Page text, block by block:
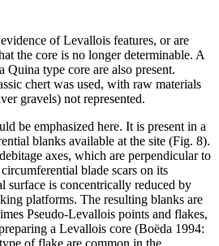
of Levallois features, or are
the core is no longer determinable. A
Quina type core are also present.
chert was used, with raw materials
gravels) not represented.
be emphasized here. It is present in a
blanks available at the site (Fig. 8).
axes, which are perpendicular to
blade scars on its
surface is concentrically reduced by
platforms. The resulting blanks are
Pseudo-Levallois points and flakes,
a Levallois core (Boëda 1994:
of flake are common in the